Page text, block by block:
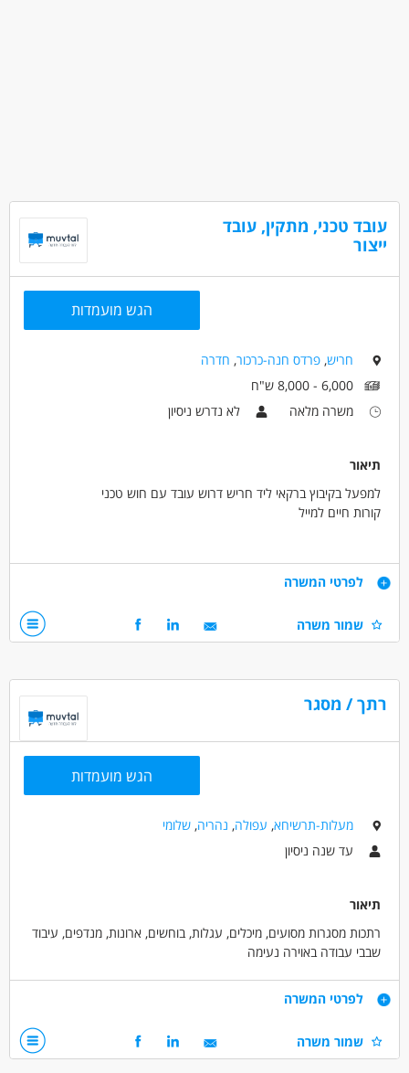
עובד טכני, מתקין, עובד
ייצור
הגש מועמדות
חריש,פרדס חנה-כרכור, חדרה
6,000 - 8,000 ש"ח
משרה מלאה
לא נדרש ניסיון
תיאור
למפעל בקיבוץ ברקאי ליד חריש דרוש עובד עם חוש טכני
קורות חיים למייל
דרישות
מכונות, ייצור ותעשיה - CNC
מכונות, ייצור ותעשיה - מתקינים
מכונות, ייצור ותעשיה - עובדי ייצור
מאפייני משרה
עבודה מיידית
משרה מלאה
אקדמאים ללא נסיון
המגזר החרדי
בני 40 פלוס
לפרטי המשרה
שמור משרה
רתך / מסגר
הגש מועמדות
מעלות-תרשיחא, עפולה, נהריה,שלומי
עד שנה ניסיון
תיאור
רתכות מסגרות מסועים, מיכלים, עגלות, בוחשים, ארונות, מנדפים, עיבוד
שבבי עבודה באוירה נעימה
דרישות
לפרטי המשרה
שמור משרה